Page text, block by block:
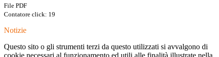
File PDF
Contatore click: 19
Notizie
Questo sito o gli strumenti terzi da questo utilizzati si avvalgono di